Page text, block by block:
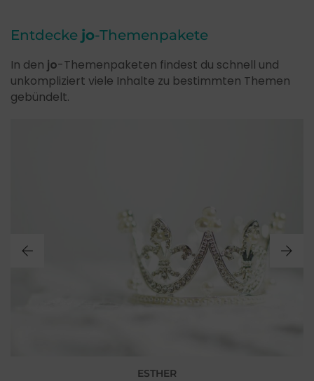
Entdecke jo-Themenpakete
In den jo-Themenpaketen findest du schnell und
unkompliziert viele Inhalte zu bestimmten Themen
gebündelt.
ESTHER